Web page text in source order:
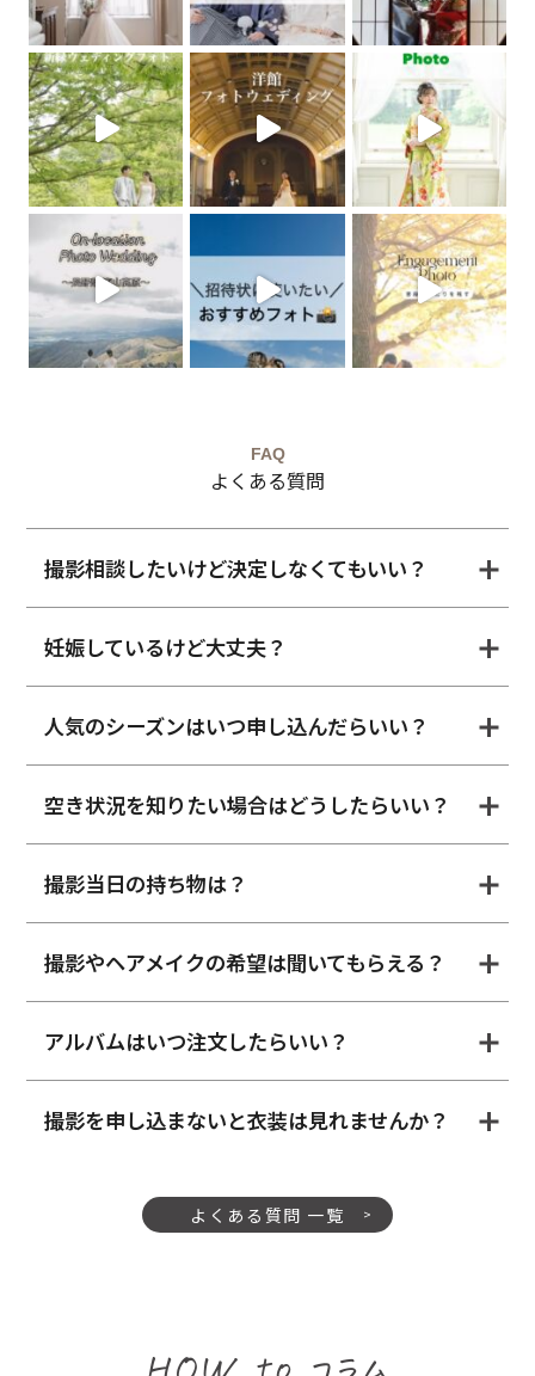
FAQ
よくある質問
撮影相談したいけど決定しなくてもいい？
妊娠しているけど大丈夫？
人気のシーズンはいつ申し込んだらいい？
空き状況を知りたい場合はどうしたらいい？
撮影当日の持ち物は？
撮影やヘアメイクの希望は聞いてもらえる？
アルバムはいつ注文したらいい？
撮影を申し込まないと衣装は見れませんか？
よくある質問 一覧